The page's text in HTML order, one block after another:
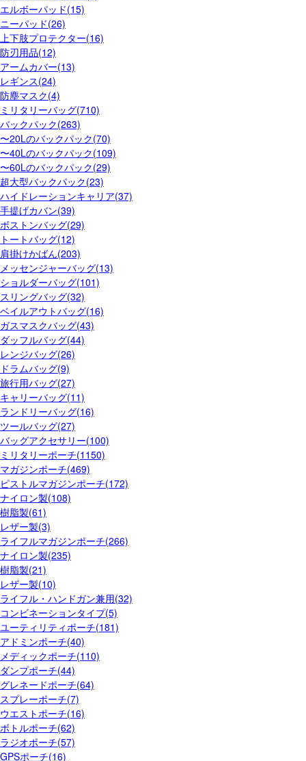
エルボーパッド(15)
ニーパッド(26)
上下肢プロテクター(16)
防刃用品(12)
アームカバー(13)
レギンス(24)
防塵マスク(4)
ミリタリーバッグ(710)
バックパック(263)
〜20Lのバックパック(70)
〜40Lのバックパック(109)
〜60Lのバックパック(29)
超大型バックパック(23)
ハイドレーションキャリア(37)
手提げカバン(39)
ボストンバッグ(29)
トートバッグ(12)
肩掛けかばん(203)
メッセンジャーバッグ(13)
ショルダーバッグ(101)
スリングバッグ(32)
ベイルアウトバッグ(16)
ガスマスクバッグ(43)
ダッフルバッグ(44)
レンジバッグ(26)
ドラムバッグ(9)
旅行用バッグ(27)
キャリーバッグ(11)
ランドリーバッグ(16)
ツールバッグ(27)
バッグアクセサリー(100)
ミリタリーポーチ(1150)
マガジンポーチ(469)
ピストルマガジンポーチ(172)
ナイロン製(108)
樹脂製(61)
レザー製(3)
ライフルマガジンポーチ(266)
ナイロン製(235)
樹脂製(21)
レザー製(10)
ライフル・ハンドガン兼用(32)
コンビネーションタイプ(5)
ユーティリティポーチ(181)
アドミンポーチ(40)
メディックポーチ(110)
ダンプポーチ(44)
グレネードポーチ(64)
スプレーポーチ(7)
ウエストポーチ(16)
ボトルポーチ(62)
ラジオポーチ(57)
GPSポーチ(16)